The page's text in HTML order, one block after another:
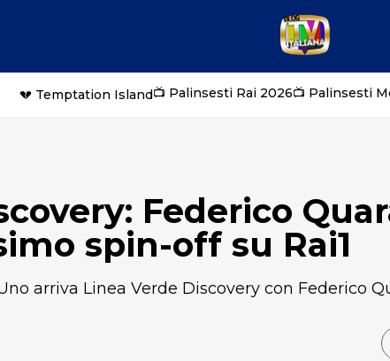
💔 Temptation Island📺 Palinsesti Rai 2026📺 Palinsesti
Federico
spin-off su Rai1
arriva Linea Verde Discovery con Federico